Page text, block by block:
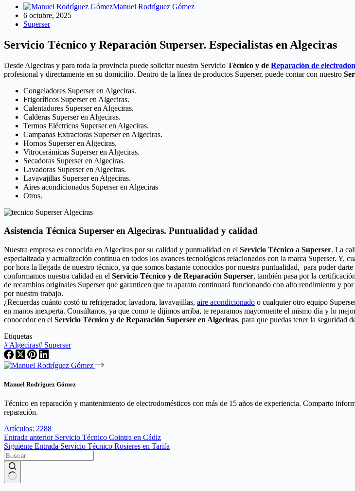
Manuel Rodríguez Gómez
6 octubre, 2025
Superser
Servicio Técnico y Reparación Superser. Especialistas en Algeciras
Desde Algeciras y para toda la provincia puede solicitar nuestro Servicio Técnico y de Reparación de
profesional y directamente en su domicilio. Dentro de la línea de productos Superser, puede contar con nuestro
Congeladores Superser en Algeciras.
Frigoríficos Superser en Algeciras.
Calentadores Superser en Algeciras.
Calderas Superser en Algeciras.
Termos Eléctricos Superser en Algeciras.
Campanas Extractoras Superser en Algeciras.
Hornos Superser en Algeciras.
Vitrocerámicas Superser en Algeciras.
Secadoras Superser en Algeciras.
Lavadoras Superser en Algeciras.
Lavavajillas Superser en Algeciras.
Aires acondicionados Superser en Algeciras
Otros.
Asistencia Técnica Superser en Algeciras. Puntualidad y calidad
Nuestra empresa es conocida en Algeciras por su calidad y puntualidad en el Servicio Técnico a Superser. La
especializada y actualización continua en todos los avances tecnológicos relacionados con la marca Superser. Y,
por hora la llegada de nuestro técnico, ya que somos bastante conocidos por nuestra puntualidad, para poder
conformamos nuestra calidad en el Servicio Técnico y de Reparación Superser, también pasa por la
de recambios originales Superser que garanticen que tu aparato continuará funcionando con alto rendimiento y
por nuestro trabajo.
¿Recuerdas cuánto costó tu refrigerador, lavadora, lavavajillas, aire acondicionado o cualquier otro equipo
en manos inexperta. Consúltanos, ya que como te dijimos arriba, te reparamos mayormente el mismo día y lo
conocedor en el Servicio Técnico y de Reparación Superser en Algeciras, para que puedas tener la seguridad
Etiquetas
# Algeciras# Superser
Manuel Rodríguez Gómez
Técnico en reparación y mantenimiento de electrodomésticos con más de 15 años de experiencia. Comparto
reparación.
Artículos: 2288
Entrada anterior Servicio Técnico Cointra en Cádiz
Siguiente Entrada Servicio Técnico Rosieres en Tarifa